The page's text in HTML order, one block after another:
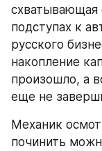
схватывающая
подступах к
русского
накопление
произошло, а
еще не
Механик
починить